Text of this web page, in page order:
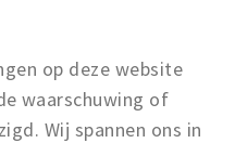
op deze website
waarschuwing of
Wij spannen ons in